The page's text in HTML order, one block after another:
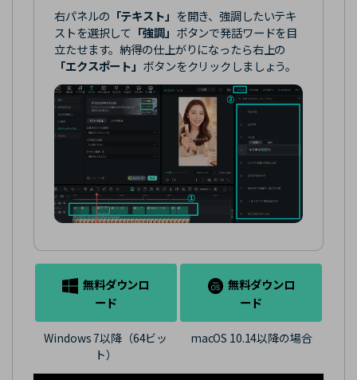
右パネルの 「テキスト」 を開き、強調したいテキ
ストを選択して 「強調」 ボタンで発話ワードを目
立たせます。納得の仕上がりになったら右上の
「エクスポート」 ボタンをクリックしましょう。
無料ダウンロ
ード
Windows 7以降（64ビッ
ト）
無料ダウンロ
ード
macOS 10.14以降の場合